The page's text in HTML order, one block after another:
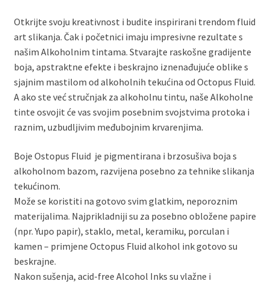
Otkrijte svoju kreativnost i budite inspirirani trendom fluid
art slikanja. Čak i početnici imaju impresivne rezultate s
našim Alkoholnim tintama. Stvarajte raskošne gradijente
boja, apstraktne efekte i beskrajno iznenađujuće oblike s
sjajnim mastilom od alkoholnih tekućina od Octopus Fluid.
A ako ste već stručnjak za alkoholnu tintu, naše Alkoholne
tinte osvojit će vas svojim posebnim svojstvima protoka i
raznim, uzbudljivim međubojnim krvarenjima.
Boje Ostopus Fluid je pigmentirana i brzosušiva boja s
alkoholnom bazom, razvijena posebno za tehnike slikanja
tekućinom.
Može se koristiti na gotovo svim glatkim, neporoznim
materijalima. Najprikladniji su za posebno obložene papire
(npr. Yupo papir), staklo, metal, keramiku, porculan i
kamen – primjene Octopus Fluid alkohol ink gotovo su
beskrajne.
Nakon sušenja, acid-free Alcohol Inks su vlažne i